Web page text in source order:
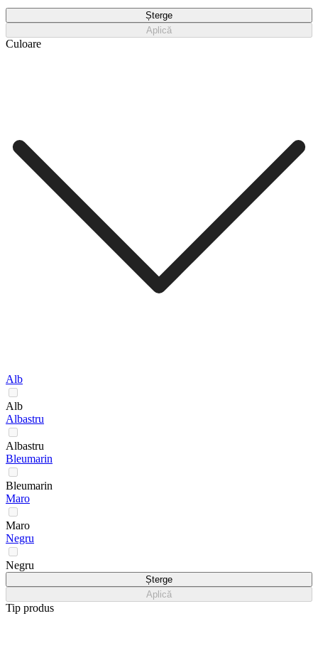
Șterge
Aplică
Culoare
Alb
Alb
Albastru
Albastru
Bleumarin
Bleumarin
Maro
Maro
Negru
Negru
Șterge
Aplică
Tip produs